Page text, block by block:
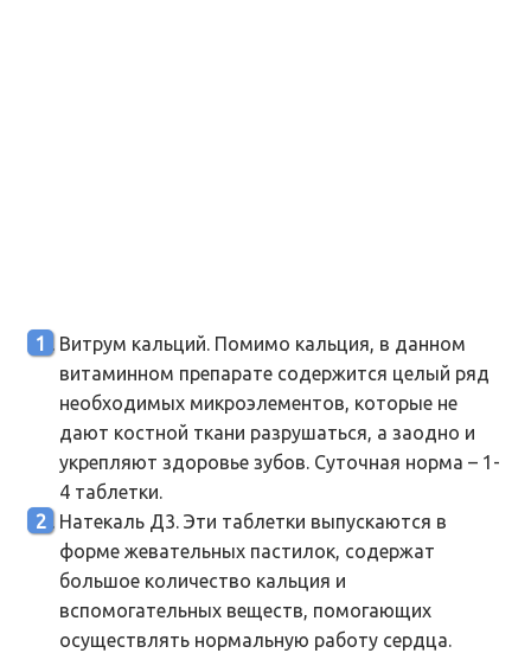
Витрум кальций. Помимо кальция, в данном
витаминном препарате содержится целый ряд
необходимых микроэлементов, которые не
дают костной ткани разрушаться, а заодно и
укрепляют здоровье зубов. Суточная норма – 1-
4 таблетки.
Натекаль Д3. Эти таблетки выпускаются в
форме жевательных пастилок, содержат
большое количество кальция и
вспомогательных веществ, помогающих
осуществлять нормальную работу сердца.